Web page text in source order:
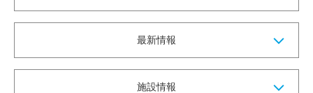
最新情報
施設情報